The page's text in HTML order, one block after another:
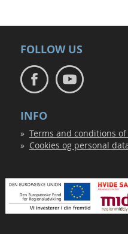
FOLLOW US
INFO
Terms and conditions
Cookies og personal